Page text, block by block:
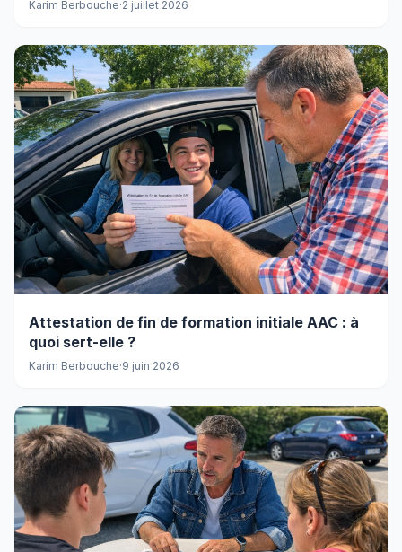
Karim Berbouche·2 juillet 2026
Attestation de fin de formation initiale AAC : à
quoi sert-elle ?
Karim Berbouche·9 juin 2026